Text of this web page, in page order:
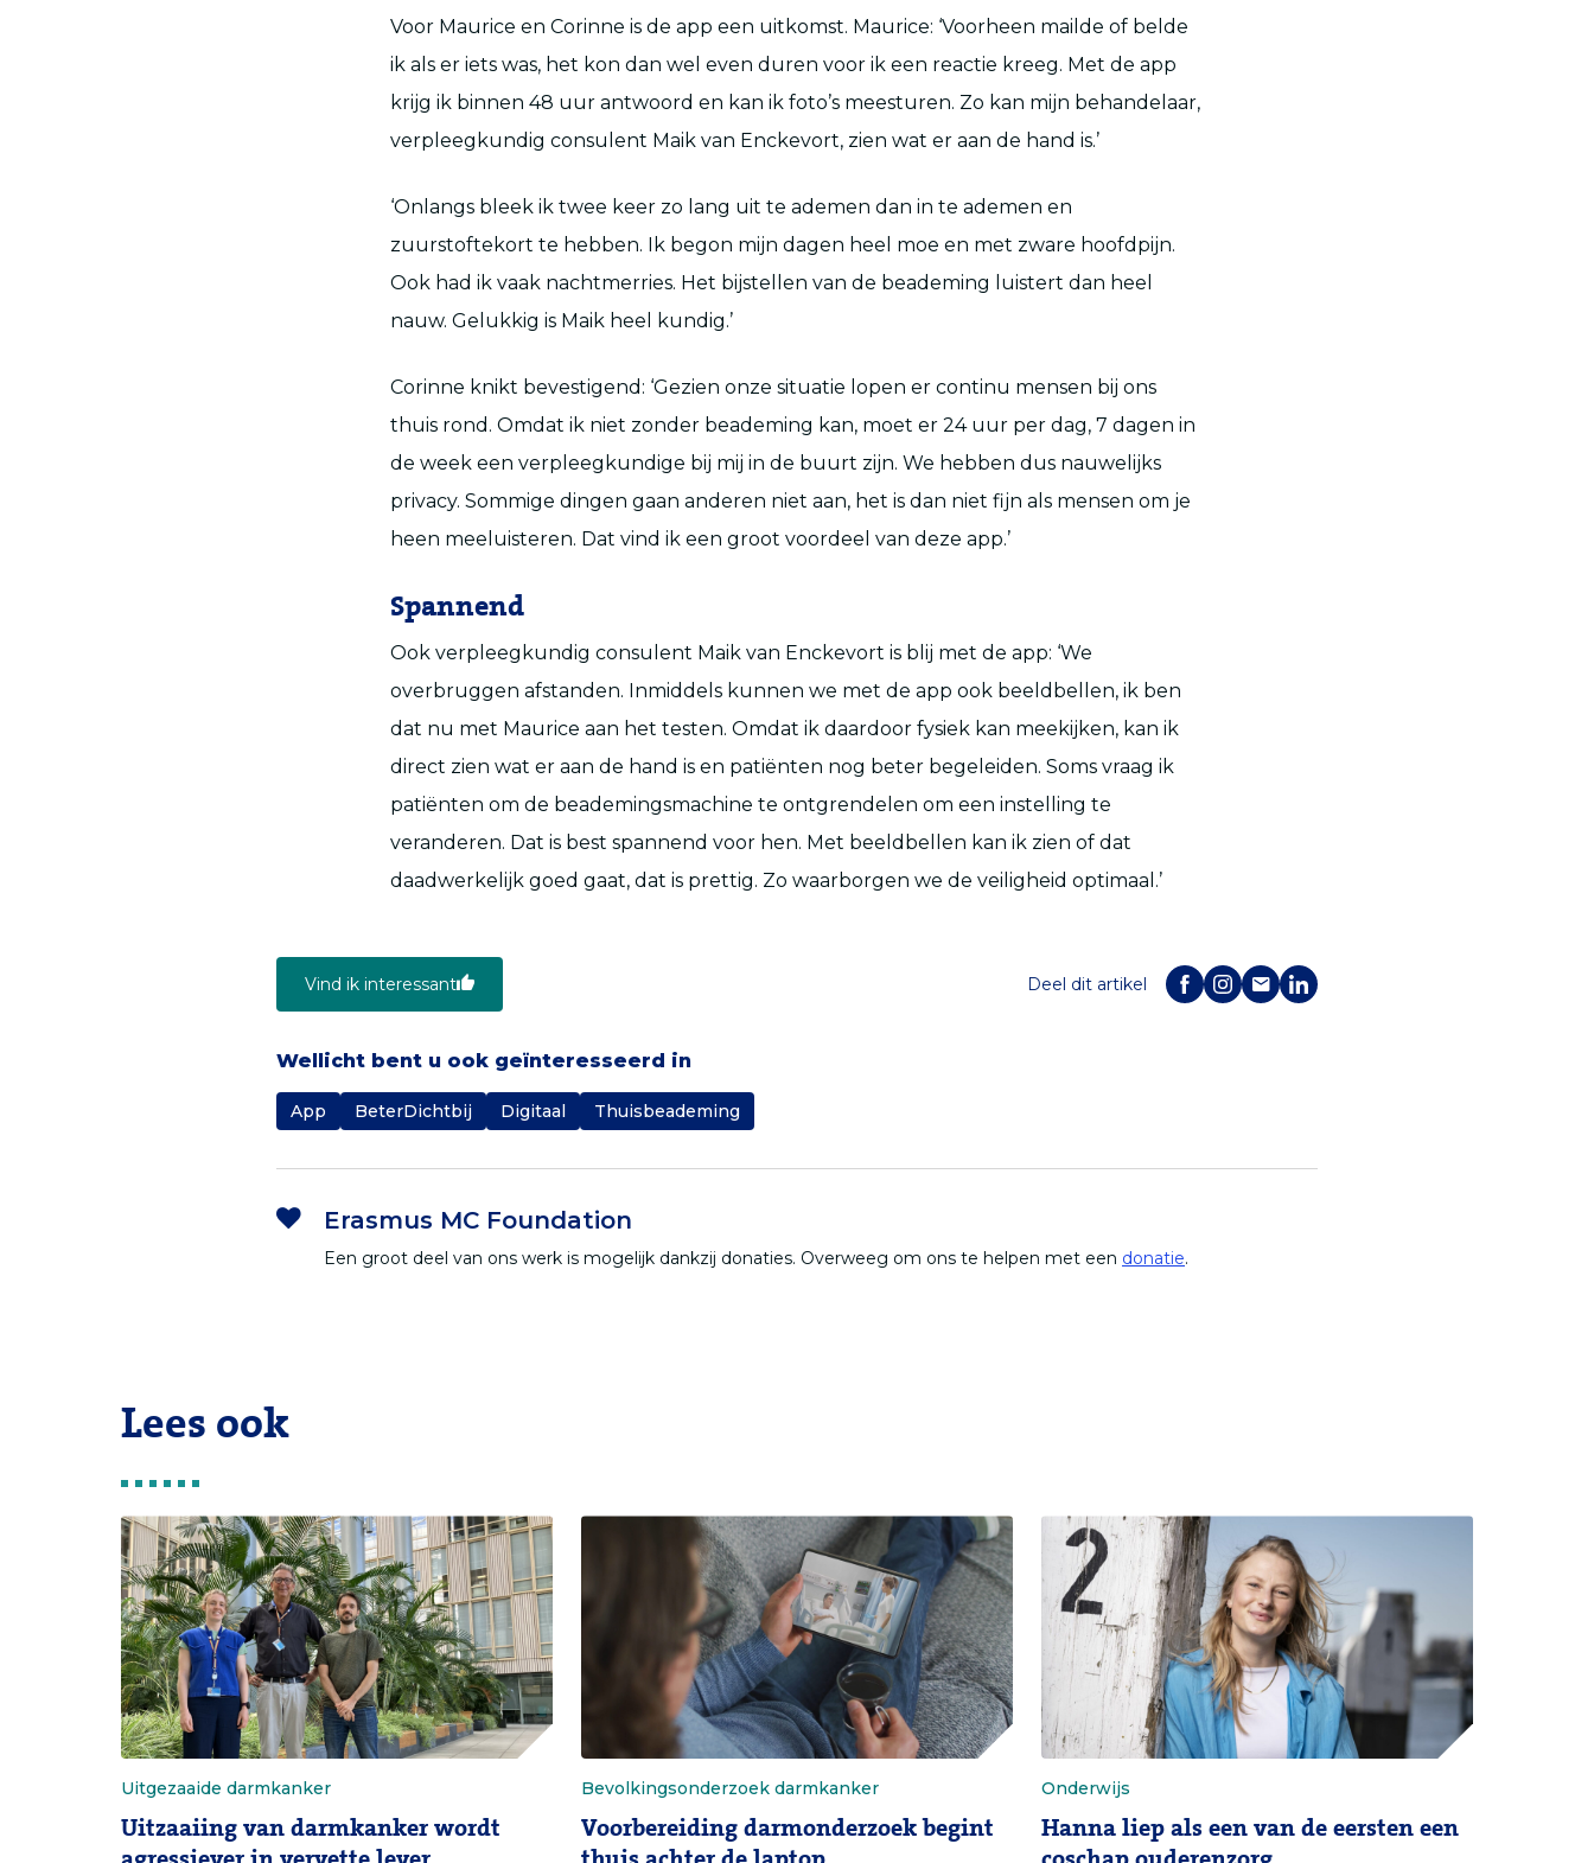
Voor Maurice en Corinne is de app een uitkomst. Maurice: ‘Voorheen mailde of belde
ik als er iets was, het kon dan wel even duren voor ik een reactie kreeg. Met de app
krijg ik binnen 48 uur antwoord en kan ik foto’s meesturen. Zo kan mijn behandelaar,
verpleegkundig consulent Maik van Enckevort, zien wat er aan de hand is.’
‘Onlangs bleek ik twee keer zo lang uit te ademen dan in te ademen en
zuurstoftekort te hebben. Ik begon mijn dagen heel moe en met zware hoofdpijn.
Ook had ik vaak nachtmerries. Het bijstellen van de beademing luistert dan heel
nauw. Gelukkig is Maik heel kundig.’
Corinne knikt bevestigend: ‘Gezien onze situatie lopen er continu mensen bij ons
thuis rond. Omdat ik niet zonder beademing kan, moet er 24 uur per dag, 7 dagen in
de week een verpleegkundige bij mij in de buurt zijn. We hebben dus nauwelijks
privacy. Sommige dingen gaan anderen niet aan, het is dan niet fijn als mensen om je
heen meeluisteren. Dat vind ik een groot voordeel van deze app.’
Spannend
Ook verpleegkundig consulent Maik van Enckevort is blij met de app: ‘We
overbruggen afstanden. Inmiddels kunnen we met de app ook beeldbellen, ik ben
dat nu met Maurice aan het testen. Omdat ik daardoor fysiek kan meekijken, kan ik
direct zien wat er aan de hand is en patiënten nog beter begeleiden. Soms vraag ik
patiënten om de beademingsmachine te ontgrendelen om een instelling te
veranderen. Dat is best spannend voor hen. Met beeldbellen kan ik zien of dat
daadwerkelijk goed gaat, dat is prettig. Zo waarborgen we de veiligheid optimaal.’
Vind ik interessant Deel dit artikel
Wellicht bent u ook geïnteresseerd in
App BeterDichtbij Digitaal Thuisbeademing
Erasmus MC Foundation
Een groot deel van ons werk is mogelijk dankzij donaties. Overweeg om ons te helpen met een donatie.
Lees ook
Uitgezaaide darmkanker
Uitzaaiing van darmkanker wordt
Bevolkingsonderzoek darmkanker
Voorbereiding darmonderzoek begint
Onderwijs
Hanna liep als een van de eersten een